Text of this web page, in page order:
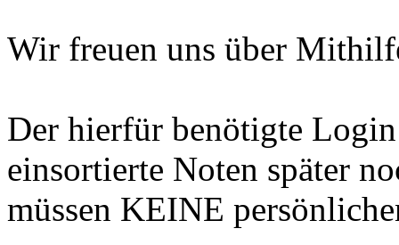
Wir freuen uns über
Der hierfür benötigte
einsortierte Noten später
müssen KEINE